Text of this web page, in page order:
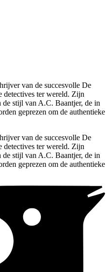
van de succesvolle De
detectives ter wereld. Zijn
de stijl van A.C. Baantjer, de in
geprezen om de authentieke
van de succesvolle De
detectives ter wereld. Zijn
de stijl van A.C. Baantjer, de in
geprezen om de authentieke